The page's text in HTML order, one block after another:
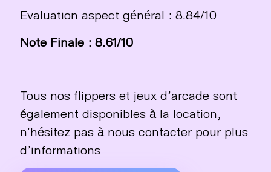
Evaluation aspect général : 8.84/10
Note Finale : 8.61/10
Tous nos flippers et jeux d’arcade sont
également disponibles à la location,
n’hésitez pas à nous contacter pour plus
d’informations